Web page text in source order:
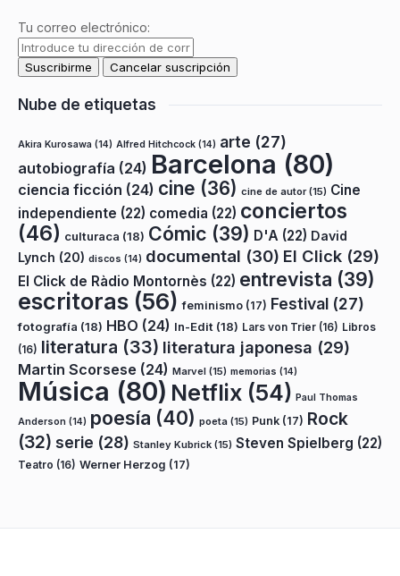
Tu correo electrónico:
Nube de etiquetas
Akira Kurosawa (14) Alfred Hitchcock (14) arte (27)
autobiografía (24) Barcelona (80)
ciencia ficción (24) cine (36) cine de autor(15) Cine
independiente (22) comedia (22) conciertos
(46) culturaca (18) Cómic (39) D'A (22) David
Lynch (20) discos (14) documental (30) El Click (29)
El Click de Ràdio Montornès (22) entrevista (39)
escritoras (56) feminismo (17) Festival (27)
fotografía (18) HBO (24) In-Edit (18) Lars von Trier (16) Libros
(16) literatura (33) literatura japonesa (29)
Martin Scorsese (24) Marvel (15) memorias (14)
Música (80) Netflix (54) Paul Thomas
Anderson (14) poesía (40) poeta (15) Punk (17) Rock
(32) serie (28) Stanley Kubrick (15) Steven Spielberg (22)
Teatro (16) Werner Herzog (17)